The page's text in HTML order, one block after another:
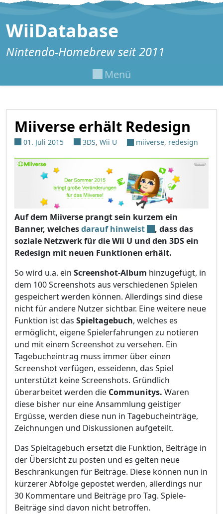
Zum Inhalt springen
WiiDatabase
Nintendo-Homebrew seit 2011
Menü
Miiverse erhält Redesign
01. Juli 2015 3DS, Wii U miiverse, redesign
Auf dem Miiverse prangt sein kurzem ein
Banner, welchesdarauf hinweist
, dass das
soziale Netzwerk für die Wii U und den 3DS ein
Redesign mit neuen Funktionen erhält.
So wird u.a. ein Screenshot-Album hinzugefügt, in
dem 100 Screenshots aus verschiedenen Spielen
gespeichert werden können. Allerdings sind diese
nicht für andere Nutzer sichtbar. Eine weitere neue
Funktion ist das Spieltagebuch, welches es
ermöglicht, eigene Spielerfahrungen zu notieren
und mit einem Screenshot zu versehen. Ein
Tagebucheintrag muss immer über einen
Screenshot verfügen, esseidenn, das Spiel
unterstützt keine Screenshots. Gründlich
überarbeitet werden die Communitys. Waren
diese bisher nur eine Ansammlung geistiger
Ergüsse, werden diese nun in Tagebucheinträge,
Zeichnungen und Diskussionen aufgeteilt.
Das Spieltagebuch ersetzt die Funktion, Beiträge in
der Übersicht zu posten und es gelten neue
Beschränkungen für Beiträge. Diese können nun in
kürzerer Abfolge gepostet werden, allerdings nur
30 Kommentare und Beiträge pro Tag. Spiele-
Beiträge sind davon nicht betroffen.